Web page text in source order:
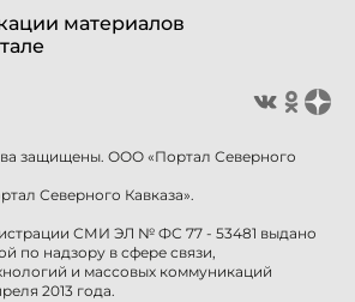
материалов
защищены. ООО «Портал Северного
Северного Кавказа».
СМИ ЭЛ № ФС 77 - 53481 выдано
по надзору в сфере связи,
и массовых коммуникаций
2013 года.